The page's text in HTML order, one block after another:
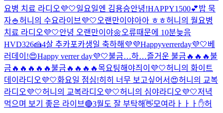
요병 치료 라디오💜🤍일요일엔 김용승안녕!HAPPY1500💕밥 묵
자🍚허니의 수요라이브💜🤍 오랜만이야아아 ㅎㅎ허니의 월요병
치료 라디오💜🤍안녕 오랜만이야🌼 오류때문에 10분늦음
HVD326🍰4살 추카포카생일 축하해💜💜Happyverrerday💜🤍베
러데이!😍Happy verrer day💜🤍불금…하…즐거운 불금🔥🔥🔥불
금🔥🔥🔥🔥🔥불금🔥🔥🔥🔥목요팅해야즤이💜🤍허니의 화이트
데이라디오💜🤍화요일 점심!히히 너무 보고싶어서😍허니의 교복
라디오💜🤍허니의 교복라디오💜🤍허니의 심야라디오💜🤍저녁
먹으며 보기 좋은 라이브🔴3월도 잘 부탁해👋모여라ㅏㅏㅏ✋허